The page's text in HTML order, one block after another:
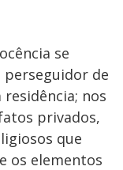
se
de
nos
privados,
que
os elementos